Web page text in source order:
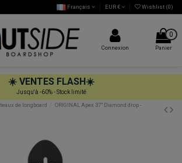
Français EUR € Wishlist (0)
Connexion
0
Panier
☀️ VENTES FLASH☀️
Jusqu'à -60% - Stock limité
de longboard
ORIGINAL Apex 37" Diamond drop -